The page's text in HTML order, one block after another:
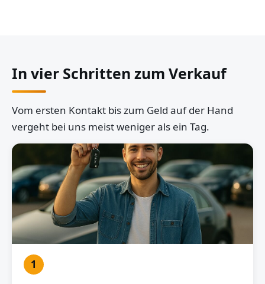
In vier Schritten zum Verkauf
Vom ersten Kontakt bis zum Geld auf der Hand
vergeht bei uns meist weniger als ein Tag.
1